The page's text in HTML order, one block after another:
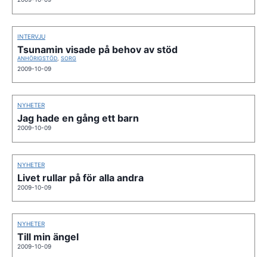
INTERVJU
Tsunamin visade på behov av stöd
ANHÖRIGSTÖD SORG
2009-10-09
NYHETER
Jag hade en gång ett barn
2009-10-09
NYHETER
Livet rullar på för alla andra
2009-10-09
NYHETER
Till min ängel
2009-10-09